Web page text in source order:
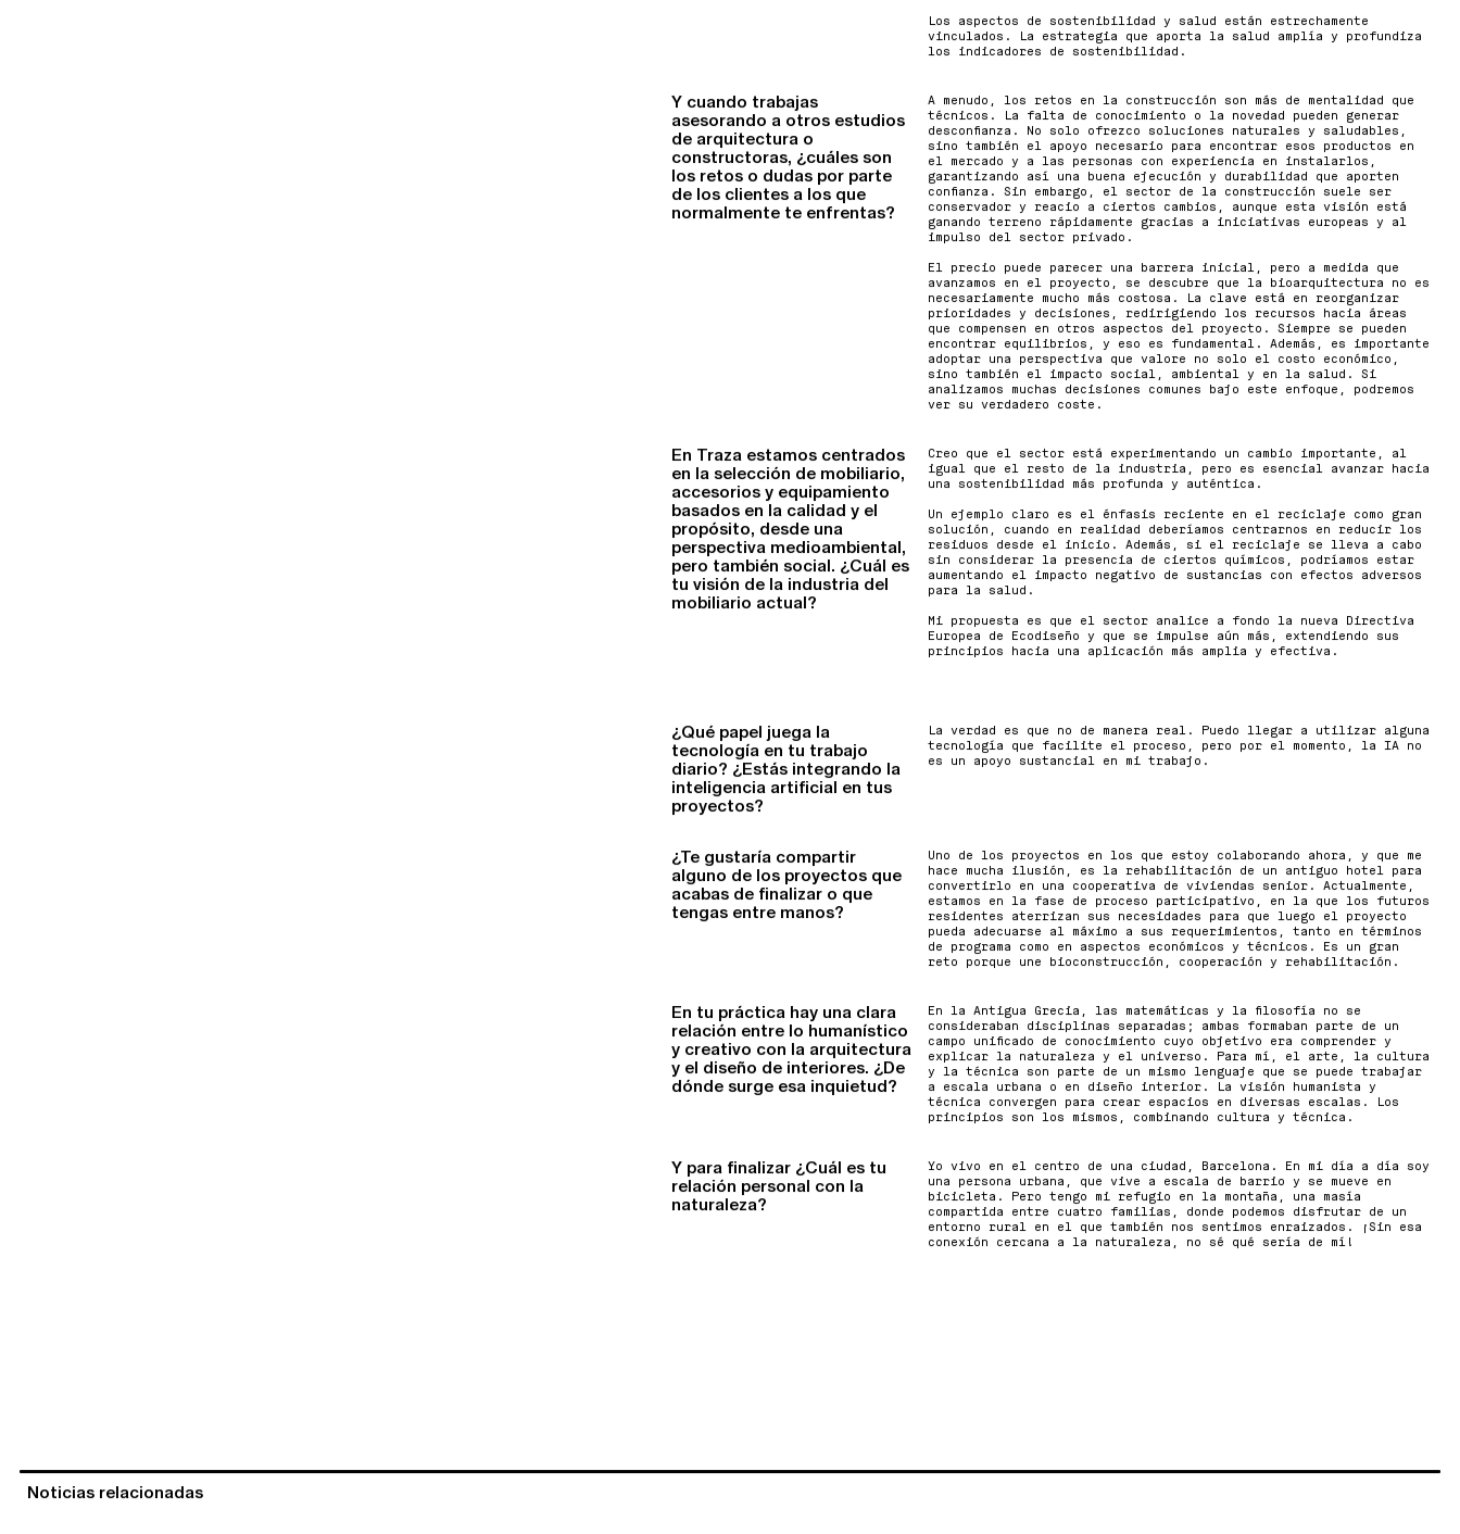
Los aspectos de sostenibilidad y salud están estrechamente
vinculados. La estrategia que aporta la salud amplía y profundiza
los indicadores de sostenibilidad.
Y cuando trabajas
asesorando a otros estudios
de arquitectura o
constructoras, ¿cuáles son
los retos o dudas por parte
de los clientes a los que
normalmente te enfrentas?
A menudo, los retos en la construcción son más de mentalidad que
técnicos. La falta de conocimiento o la novedad pueden generar
desconfianza. No solo ofrezco soluciones naturales y saludables,
sino también el apoyo necesario para encontrar esos productos en
el mercado y a las personas con experiencia en instalarlos,
garantizando así una buena ejecución y durabilidad que aporten
confianza. Sin embargo, el sector de la construcción suele ser
conservador y reacio a ciertos cambios, aunque esta visión está
ganando terreno rápidamente gracias a iniciativas europeas y al
impulso del sector privado.
El precio puede parecer una barrera inicial, pero a medida que
avanzamos en el proyecto, se descubre que la bioarquitectura no es
necesariamente mucho más costosa. La clave está en reorganizar
prioridades y decisiones, redirigiendo los recursos hacia áreas
que compensen en otros aspectos del proyecto. Siempre se pueden
encontrar equilibrios, y eso es fundamental. Además, es importante
adoptar una perspectiva que valore no solo el costo económico,
sino también el impacto social, ambiental y en la salud. Si
analizamos muchas decisiones comunes bajo este enfoque, podremos
ver su verdadero coste.
En Traza estamos centrados
en la selección de mobiliario,
accesorios y equipamiento
basados en la calidad y el
propósito, desde una
perspectiva medioambiental,
pero también social. ¿Cuál es
tu visión de la industria del
mobiliario actual?
Creo que el sector está experimentando un cambio importante, al
igual que el resto de la industria, pero es esencial avanzar hacia
una sostenibilidad más profunda y auténtica.
Un ejemplo claro es el énfasis reciente en el reciclaje como gran
solución, cuando en realidad deberíamos centrarnos en reducir los
residuos desde el inicio. Además, si el reciclaje se lleva a cabo
sin considerar la presencia de ciertos químicos, podríamos estar
aumentando el impacto negativo de sustancias con efectos adversos
para la salud.
Mi propuesta es que el sector analice a fondo la nueva Directiva
Europea de Ecodiseño y que se impulse aún más, extendiendo sus
principios hacia una aplicación más amplia y efectiva.
¿Qué papel juega la
tecnología en tu trabajo
diario? ¿Estás integrando la
inteligencia artificial en tus
proyectos?
La verdad es que no de manera real. Puedo llegar a utilizar alguna
tecnología que facilite el proceso, pero por el momento, la IA no
es un apoyo sustancial en mi trabajo.
¿Te gustaría compartir
alguno de los proyectos que
acabas de finalizar o que
tengas entre manos?
Uno de los proyectos en los que estoy colaborando ahora, y que me
hace mucha ilusión, es la rehabilitación de un antiguo hotel para
convertirlo en una cooperativa de viviendas senior. Actualmente,
estamos en la fase de proceso participativo, en la que los futuros
residentes aterrizan sus necesidades para que luego el proyecto
pueda adecuarse al máximo a sus requerimientos, tanto en términos
de programa como en aspectos económicos y técnicos. Es un gran
reto porque une bioconstrucción, cooperación y rehabilitación.
En tu práctica hay una clara
relación entre lo humanístico
y creativo con la arquitectura
y el diseño de interiores. ¿De
dónde surge esa inquietud?
En la Antigua Grecia, las matemáticas y la filosofía no se
consideraban disciplinas separadas; ambas formaban parte de un
campo unificado de conocimiento cuyo objetivo era comprender y
explicar la naturaleza y el universo. Para mí, el arte, la cultura
y la técnica son parte de un mismo lenguaje que se puede trabajar
a escala urbana o en diseño interior. La visión humanista y
técnica convergen para crear espacios en diversas escalas. Los
principios son los mismos, combinando cultura y técnica.
Y para finalizar ¿Cuál es tu
relación personal con la
naturaleza?
Yo vivo en el centro de una ciudad, Barcelona. En mi día a día soy
una persona urbana, que vive a escala de barrio y se mueve en
bicicleta. Pero tengo mi refugio en la montaña, una masía
compartida entre cuatro familias, donde podemos disfrutar de un
entorno rural en el que también nos sentimos enraizados. ¡Sin esa
conexión cercana a la naturaleza, no sé qué sería de mí!
Noticias relacionadas